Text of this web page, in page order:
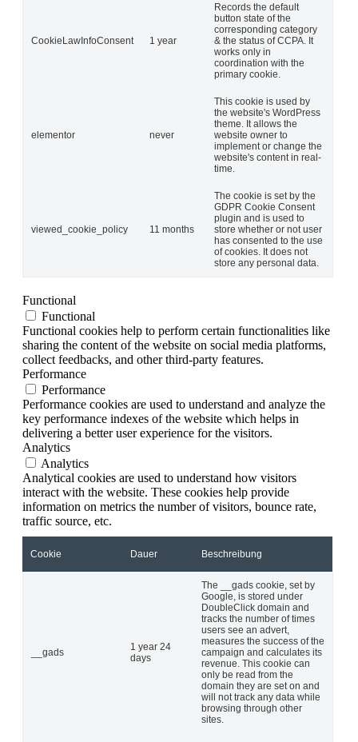
CookieLawInfoConsent 1 year
Records the default
button state of the
corresponding category
& the status of CCPA. It
works only in
coordination with the
primary cookie.
elementor never
This cookie is used by
the website's WordPress
theme. It allows the
website owner to
implement or change the
website's content in real-
time.
viewed_cookie_policy 11 months
The cookie is set by the
GDPR Cookie Consent
plugin and is used to
store whether or not user
has consented to the use
of cookies. It does not
store any personal data.
Functional
Functional
Functional cookies help to perform certain functionalities like
sharing the content of the website on social media platforms,
collect feedbacks, and other third-party features.
Performance
Performance
Performance cookies are used to understand and analyze the
key performance indexes of the website which helps in
delivering a better user experience for the visitors.
Analytics
Analytics
Analytical cookies are used to understand how visitors
interact with the website. These cookies help provide
information on metrics the number of visitors, bounce rate,
traffic source, etc.
Cookie Dauer Beschreibung
__gads
1 year 24
days
The __gads cookie, set by
Google, is stored under
DoubleClick domain and
tracks the number of times
users see an advert,
measures the success of the
campaign and calculates its
revenue. This cookie can
only be read from the
domain they are set on and
will not track any data while
browsing through other
sites.